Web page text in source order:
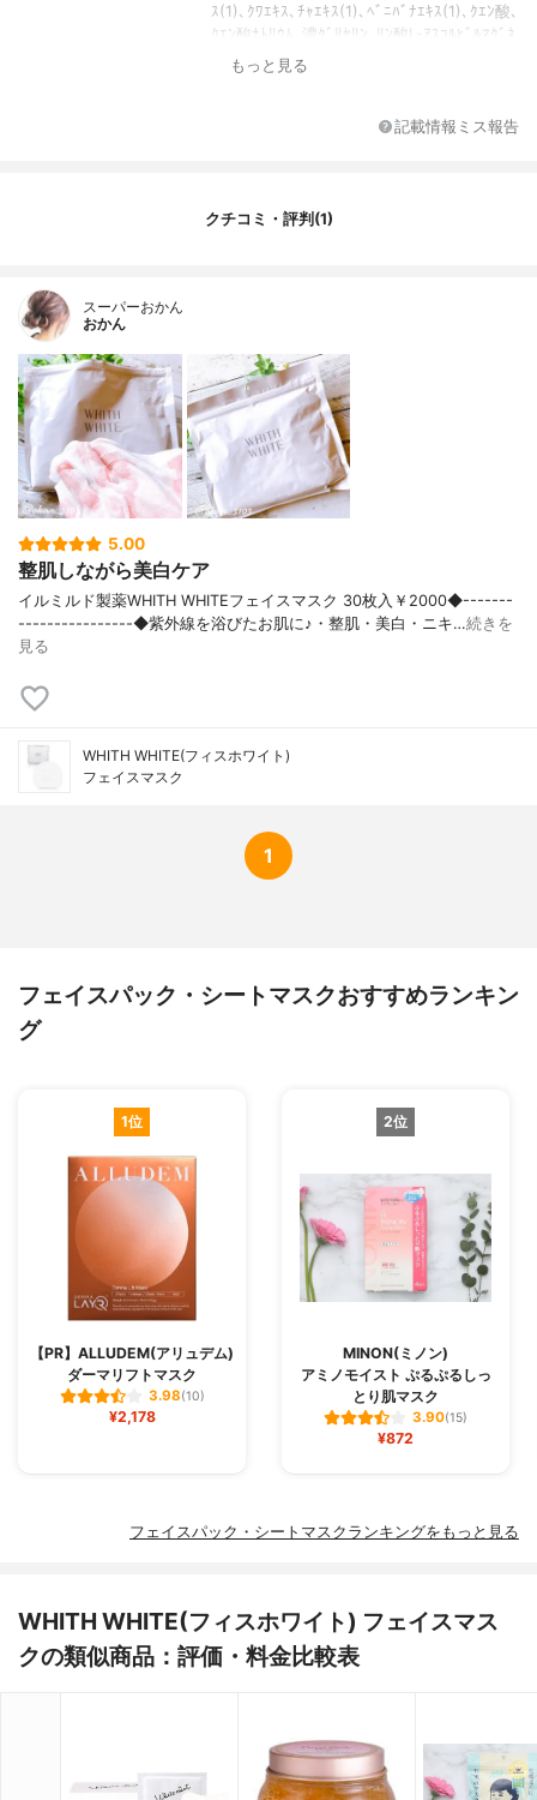
ｽ(1)､ｸﾜｴｷｽ､ﾁｬｴｷｽ(1)､ﾍﾞﾆﾊﾞﾅｴｷｽ(1)､ｸｴﾝ酸､
ｸｴﾝ酸ﾅﾄﾘｳﾑ､濃ｸﾞﾘｾﾘﾝ､ﾘﾝ酸L-ｱｽｺﾙﾋﾞﾙﾏｸﾞﾈ
ｼｳﾑ､ﾋﾄﾞﾛｷｼｴﾁﾙｾﾙﾛｰｽ､ｷｻﾝﾀﾝｶﾞﾑ､1,2-ﾍﾟﾝﾀﾝ
なし
もっと見る
記載情報ミス報告
クチコミ・評判(1)
スーパーおかん
おかん
5.00
整肌しながら美白ケア
イルミルド製薬WHITH WHITEフェイスマスク 30枚入￥2000◆-------
----------------◆紫外線を浴びたお肌に♪・整肌・美白・ニキ…続きを
見る
WHITH WHITE(フィスホワイト)
フェイスマスク
1
フェイスパック・シートマスクおすすめランキン
グ
1位
【PR】ALLUDEM(アリュデム)
ダーマリフトマスク
3.98(10)
¥2,178
2位
MINON(ミノン)
アミノモイスト ぷるぷるしっ
とり肌マスク
3.90(15)
¥872
フェイスパック・シートマスクランキングをもっと見る
WHITH WHITE(フィスホワイト) フェイスマス
クの類似商品：評価・料金比較表